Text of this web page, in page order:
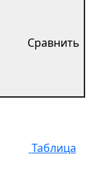
Сравнить
Таблица